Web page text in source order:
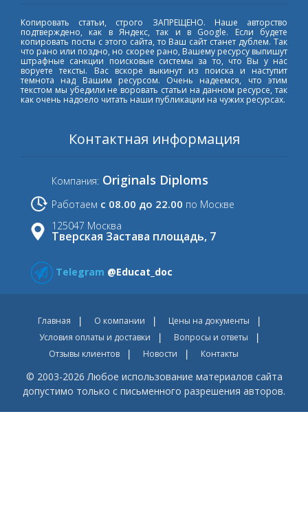
Копировать статьи, строго ЗАПРЕЩЕНО. Наше авторство
подтверждено, как в Яндекс, так и в Google. Если будете
копировать посты с этого сайта, то Ваш сайт станет дублем. Так
что рано или поздно, но скорее рано, Вашему ресурсу выпишут
штрафные санкции поисковые системы за то, что Вы у нас
воруете тексты. Вас вскоре выкинут из поиска и наступит
темнота над Вашим ресурсом. Очень надеемся, что этим
текстом мы убедили не воровать статьи на данном ресурсе, так
как очень надоело читать наши публикации на чужих ресурсах.
Контактная информация
Компания: Originals Diploms
Работаем с 08.00 до 22.00 по Москве
125047 Москва
Тверская Застава площадь, 7
Telegram @Educat_doc
Главная О компании
Цены на документы
Условия оплаты и доставки
Вопросы и ответы
Отзывы клиентов
Новости Контакты
© 2003-2026 Любое использование материалов сайта
допустимо только с письменного разрешения авторов.